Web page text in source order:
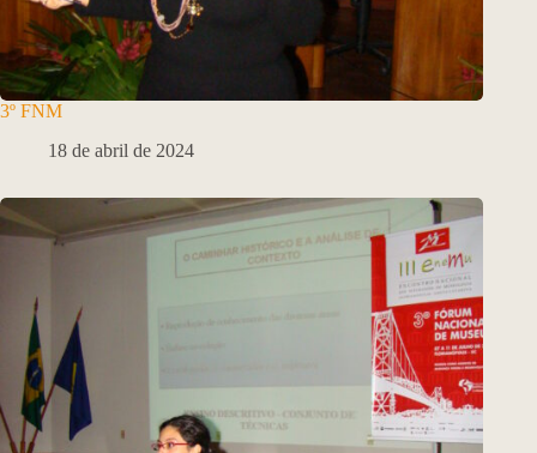
3º FNM
18 de abril de 2024